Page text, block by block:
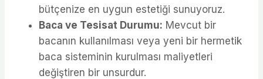
bütçenize en uygun estetiği sunuyoruz.
Baca ve Tesisat Durumu: Mevcut bir
bacanın kullanılması veya yeni bir hermetik
baca sisteminin kurulması maliyetleri
değiştiren bir unsurdur.